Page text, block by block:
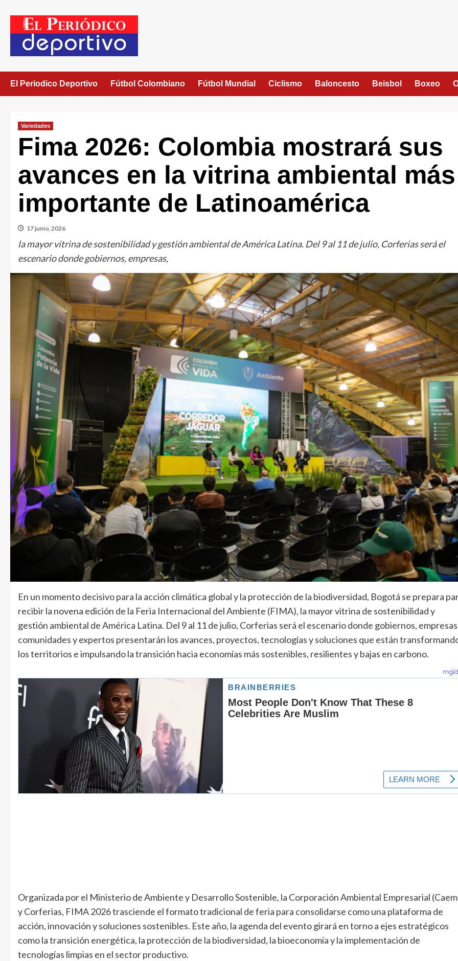
El Periodico Deportivo Fútbol Colombiano Fútbol Mundial Ciclismo Baloncesto Beisbol Boxeo
Variedades
Fima 2026: Colombia mostrará sus
avances en la vitrina ambiental más
importante de Latinoamérica
17 junio, 2026
la mayor vitrina de sostenibilidad y gestión ambiental de América Latina. Del 9 al 11 de julio, Corferias será el
escenario donde gobiernos, empresas,
En un momento decisivo para la acción climática global y la protección de la biodiversidad, Bogotá se prepara
recibir la novena edición de la Feria Internacional del Ambiente (FIMA), la mayor vitrina de sostenibilidad y
gestión ambiental de América Latina. Del 9 al 11 de julio, Corferias será el escenario donde gobiernos,
comunidades y expertos presentarán los avances, proyectos, tecnologías y soluciones que están
los territorios e impulsando la transición hacia economías más sostenibles, resilientes y bajas en carbono.
Organizada por el Ministerio de Ambiente y Desarrollo Sostenible, la Corporación Ambiental Empresarial
y Corferias, FIMA 2026 trasciende el formato tradicional de feria para consolidarse como una plataforma de
acción, innovación y soluciones sostenibles. Este año, la agenda del evento girará en torno a ejes estratégicos
como la transición energética, la protección de la biodiversidad, la bioeconomía y la implementación de
tecnologías limpias en el sector productivo.